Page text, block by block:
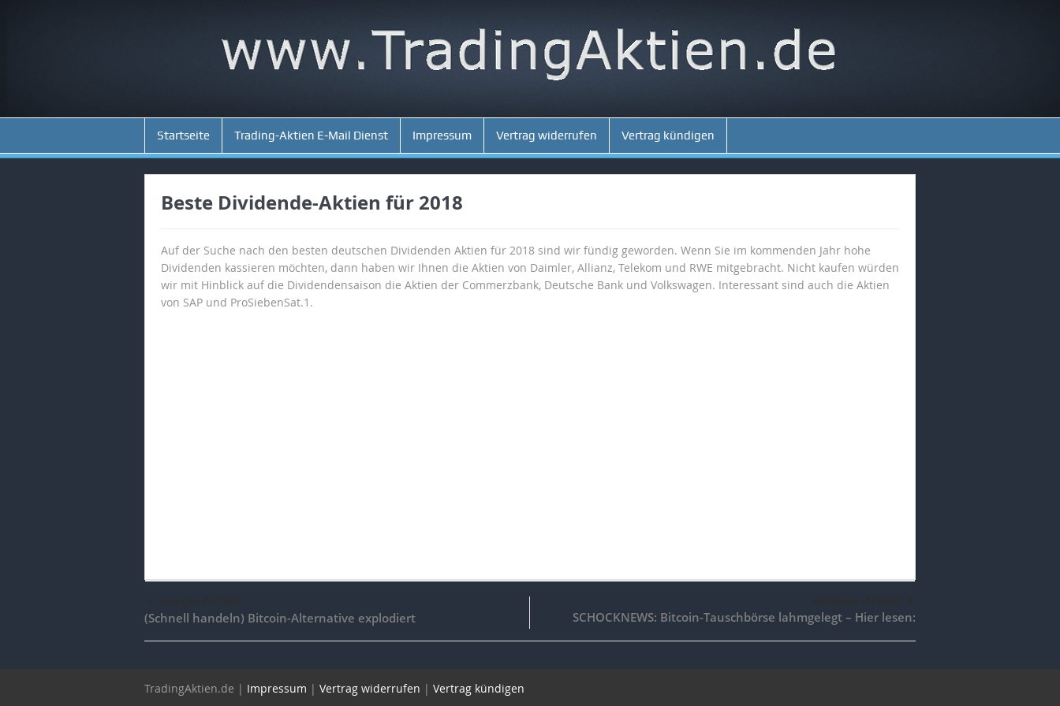
Startseite Trading-Aktien E-Mail Dienst Impressum Vertrag widerrufen Vertrag kündigen
Beste Dividende-Aktien für 2018
Auf der Suche nach den besten deutschen Dividenden Aktien für 2018 sind wir fündig geworden. Wenn Sie im kommenden Jahr hohe
Dividenden kassieren möchten, dann haben wir Ihnen die Aktien von Daimler, Allianz, Telekom und RWE mitgebracht. Nicht kaufen würden
wir mit Hinblick auf die Dividendensaison die Aktien der Commerzbank, Deutsche Bank und Volkswagen. Interessant sind auch die Aktien
von SAP und ProSiebenSat.1.
(Schnell handeln) Bitcoin-Alternative explodiert SCHOCKNEWS: Bitcoin-Tauschbörse lahmgelegt – Hier lesen:
TradingAktien.de | Impressum | Vertrag widerrufen | Vertrag kündigen